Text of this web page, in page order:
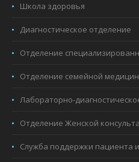
Школа здоровья
Диагностическое отделение
Отделение
Отделение семейной
Лабораторно-
Отделение Женской
Служба поддержки пациента